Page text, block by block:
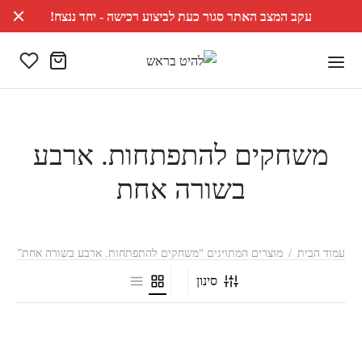
עקב המצב האתר סגור כעת לביצוע רכישה - יחד ננצח!
משחקים להתפתחות. ארבע
בשורה אחת
עמוד הבית / מוצרים המתויגים “משחקים להתפתחות. ארבע בשורה אחת”
סינון